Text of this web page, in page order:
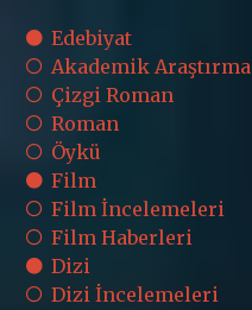
Edebiyat
Akademik Araştırma
Çizgi Roman
Roman
Öykü
Film
Film İncelemeleri
Film Haberleri
Dizi
Dizi İncelemeleri